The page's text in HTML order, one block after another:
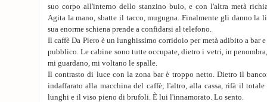
suo corpo all'interno dello stanzino buio, e con l'altra metà
Agita la mano, sbatte il tacco, mugugna. Finalmente gli danno la
sua enorme schiena prende a confidarsi al telefono.
Il caffè Da Piero è un lunghissimo corridoio per metà adibito a bar
pubblico. Le cabine sono tutte occupate, dietro i vetri, in
mi guardano, mi voltano le spalle.
Il contrasto di luce con la zona bar è troppo netto. Dietro il
indaffarato alla macchina del caffè; l'altro, alla cassa, rifà il
lunghi e il viso pieno di brufoli. È lui l'innamorato. Lo sento.